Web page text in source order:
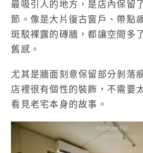
最吸引人的地方，是店內保留
節。像是大片復古窗戶、帶點
斑駁裸露的磚牆，都讓空間多
舊感。
尤其是牆面刻意保留部分剝落
店裡很有個性的裝飾，不需要
看見老宅本身的故事。